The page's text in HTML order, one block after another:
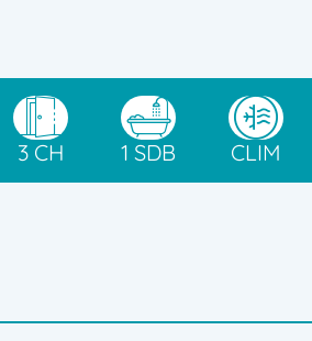
3 CH 1 SDB CLIM